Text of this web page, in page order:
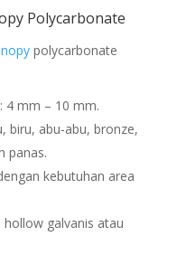
Polycarbonate
polycarbonate
: 4 mm – 10 mm.
biru, abu-abu, bronze,
panas.
kebutuhan area
hollow galvanis atau